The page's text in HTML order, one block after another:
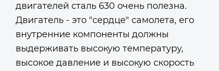
двигателей сталь 630 очень полезна.
Двигатель - это "сердце" самолета, его
внутренние компоненты должны
выдерживать высокую температуру,
высокое давление и высокую скорость